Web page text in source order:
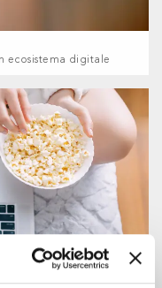
ecosistema digitale